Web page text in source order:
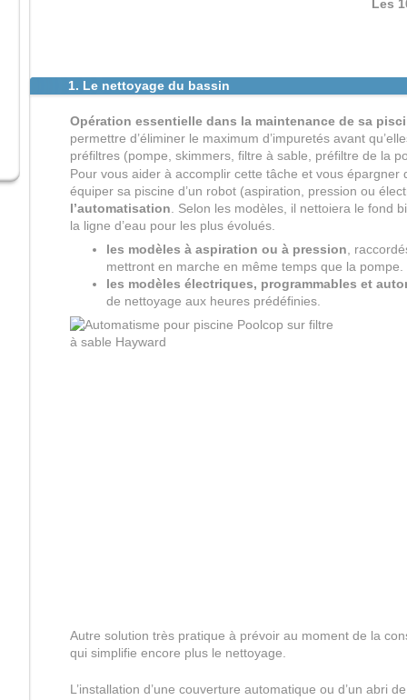
Les
1. Le nettoyage du bassin
Opération essentielle dans la maintenance de sa
permettre d’éliminer le maximum d’impuretés avant
préfiltres (pompe, skimmers, filtre à sable, préfiltre de la
Pour vous aider à accomplir cette tâche et vous épargner
équiper sa piscine d’un robot (aspiration, pression ou
l’automatisation. Selon les modèles, il nettoiera le fond
la ligne d’eau pour les plus évolués.
les modèles à aspiration ou à pression,
mettront en marche en même temps que la pompe.
les modèles électriques, programmables et
de nettoyage aux heures prédéfinies.
Autre solution très pratique à prévoir au moment de la
qui simplifie encore plus le nettoyage.
L’installation d’une couverture automatique ou d’un abri